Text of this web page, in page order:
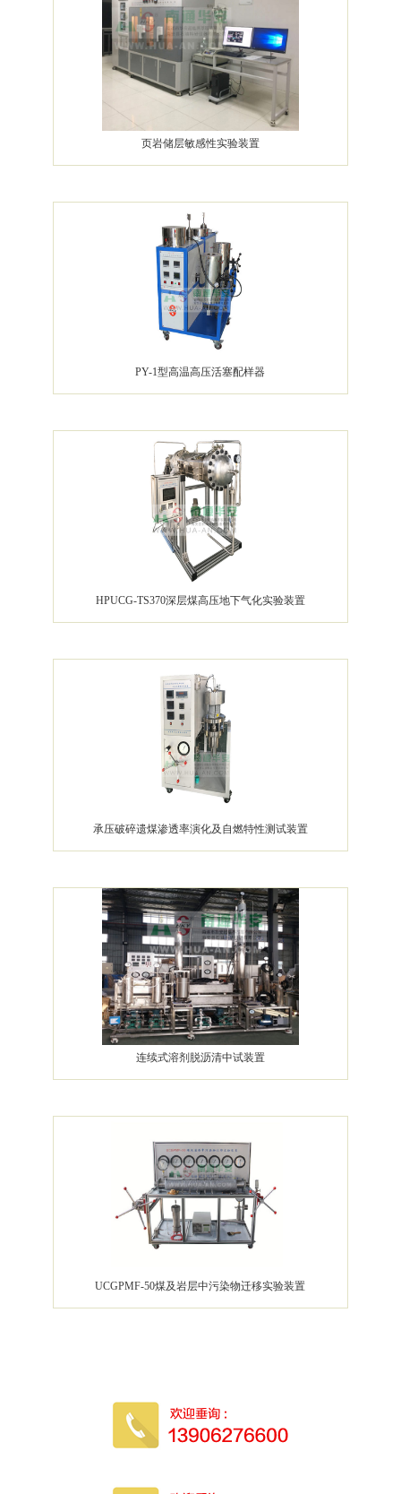
页岩储层敏感性实验装置
PY-1型高温高压活塞配样器
HPUCG-TS370深层煤高压地下气化实验装置
承压破碎遗煤渗透率演化及自燃特性测试装置
连续式溶剂脱沥清中试装置
UCGPMF-50煤及岩层中污染物迁移实验装置